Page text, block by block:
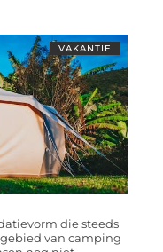
VAKANTIE
die steeds
van camping